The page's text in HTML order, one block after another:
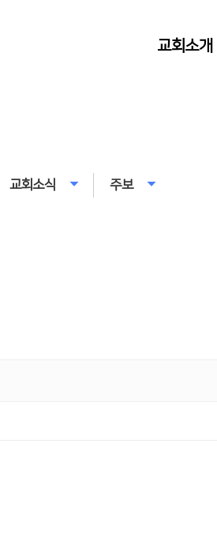
교회소개
교회소식 주보